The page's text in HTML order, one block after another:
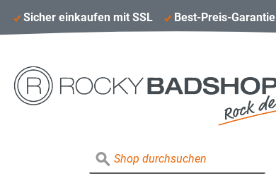
Sicher einkaufen mit SSL Best-Preis-Garantie